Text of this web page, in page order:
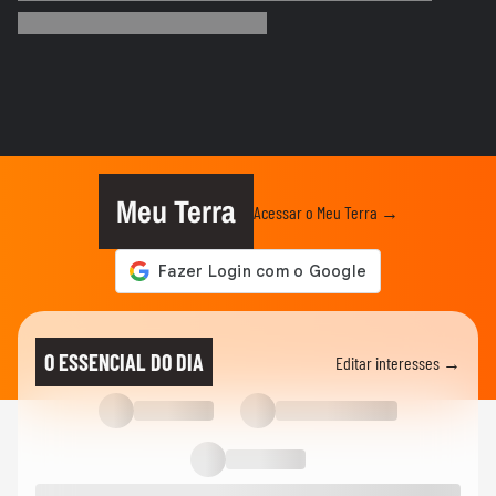
Xuxa: A Verdadeira História do Apelido
Criado Pelo Irmão na Infância
Harry Styles: fã denuncia cambista
armado e ainda tenta comprar...
Cachorrinha 'rejeita' hit 'JETSKI’ e dorme
ao som de 'Evidências';...
Meu Terra Acessar o Meu Terra →
O ESSENCIAL DO DIA Editar interesses →